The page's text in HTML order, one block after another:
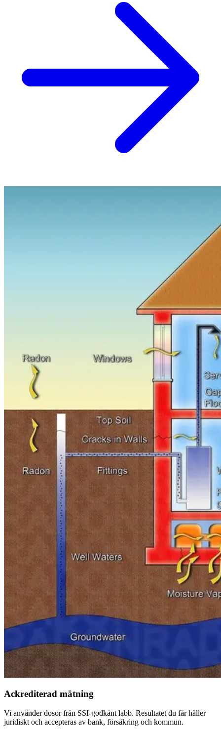
Ackrediterad mätning
Vi använder dosor från SSI-godkänt labb. Resultatet du får håller
juridiskt och accepteras av bank, försäkring och kommun.